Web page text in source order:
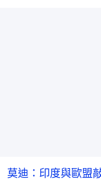
莫迪：印度與歐盟